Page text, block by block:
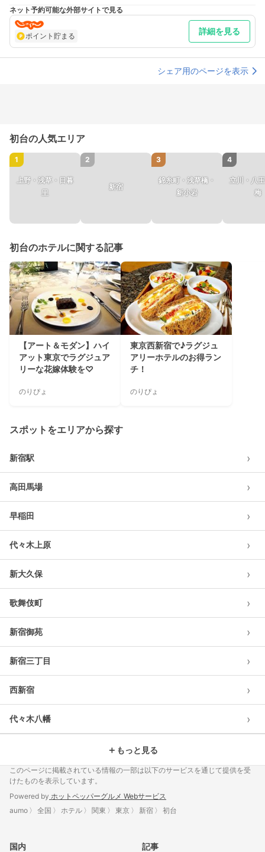
ネット予約可能な外部サイトで見る
ポイント貯まる 詳細を見る
シェア用のページを表示
初台の人気エリア
1
上野・浅草・日暮
里
2
新宿
3
錦糸町・浅草橋・
新小岩
4
立川・八
梅
初台のホテルに関する記事
【アート＆モダン】ハイ
アット東京でラグジュア
リーな花嫁体験を♡
のりぴょ
東京西新宿で♪ラグジュ
アリーホテルのお得ラン
チ！
のりぴょ
スポットをエリアから探す
新宿駅 ›
高田馬場 ›
早稲田 ›
代々木上原 ›
新大久保 ›
歌舞伎町 ›
新宿御苑 ›
新宿三丁目 ›
西新宿 ›
代々木八幡 ›
＋ もっと見る
このページに掲載されている情報の一部は以下のサービスを通じて提供を受
けたものを表示しています。
Powered by ホットペッパーグルメ Webサービス
aumo
全国 ホテル 関東 東京 新宿 初台
国内 記事